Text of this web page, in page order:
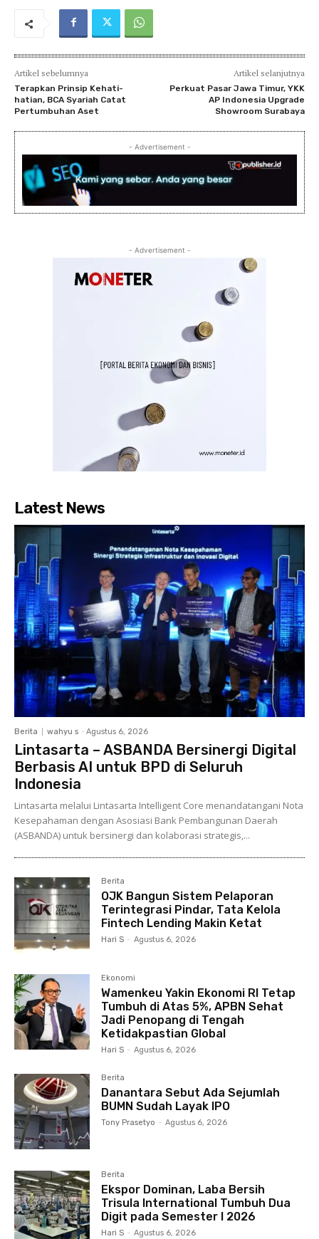
Artikel sebelumnya
Terapkan Prinsip Kehati-
hatian, BCA Syariah Catat
Pertumbuhan Aset
Artikel selanjutnya
Perkuat Pasar Jawa Timur, YKK
AP Indonesia Upgrade
Showroom Surabaya
- Advertisement -
- Advertisement -
Latest News
Berita wahyu s - Agustus 6, 2026
Lintasarta – ASBANDA Bersinergi Digital
Berbasis AI untuk BPD di Seluruh
Indonesia
Lintasarta melalui Lintasarta Intelligent Core menandatangani Nota
Kesepahaman dengan Asosiasi Bank Pembangunan Daerah
(ASBANDA) untuk bersinergi dan kolaborasi strategis,...
Berita
OJK Bangun Sistem Pelaporan
Terintegrasi Pindar, Tata Kelola
Fintech Lending Makin Ketat
Hari S - Agustus 6, 2026
Ekonomi
Wamenkeu Yakin Ekonomi RI Tetap
Tumbuh di Atas 5%, APBN Sehat
Jadi Penopang di Tengah
Ketidakpastian Global
Hari S - Agustus 6, 2026
Berita
Danantara Sebut Ada Sejumlah
BUMN Sudah Layak IPO
Tony Prasetyo - Agustus 6, 2026
Berita
Ekspor Dominan, Laba Bersih
Trisula International Tumbuh Dua
Digit pada Semester I 2026
Hari S - Agustus 6, 2026